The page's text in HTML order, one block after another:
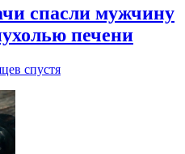
спасли мужчину
печени
спустя